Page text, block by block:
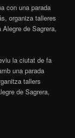
con una parada
organiza talleres
de Sagrera,
la ciutat de fa
una parada
tallers
de Sagrera,